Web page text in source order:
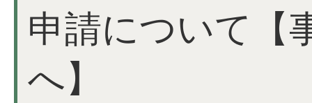
申請について【
へ】